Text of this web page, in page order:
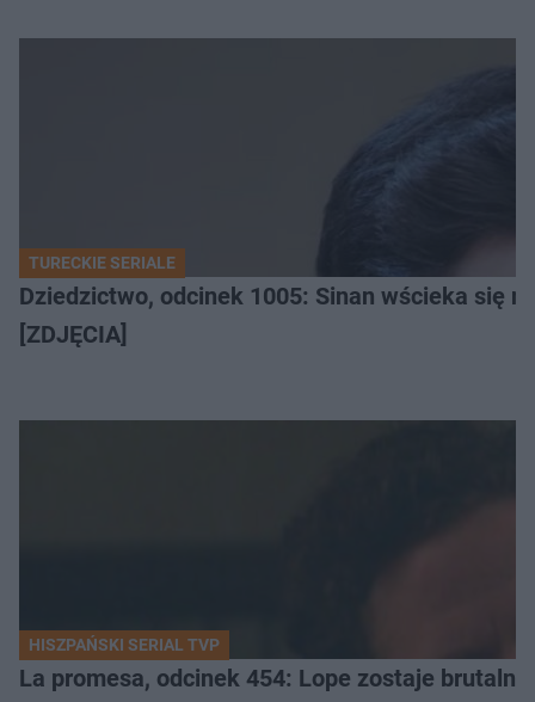
TURECKIE SERIALE
Dziedzictwo, odcinek 1005: Sinan wścieka się
[ZDJĘCIA]
HISZPAŃSKI SERIAL TVP
La promesa, odcinek 454: Lope zostaje